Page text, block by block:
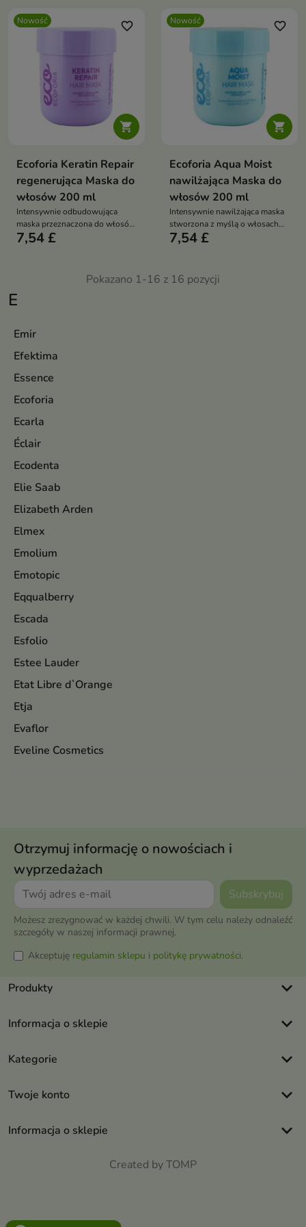
E
Emir
Efektima
Essence
Ecoforia
Ecarla
Éclair
Ecodenta
Elie Saab
Elizabeth Arden
Elmex
Emolium
Emotopic
Eqqualberry
Escada
Esfolio
Estee Lauder
Etat Libre d`Orange
Etja
Evaflor
Eveline Cosmetics
Nowość

favorite_border
Ecoforia Keratin Repair
regenerująca Maska do
włosów 200 ml
Intensywnie odbudowująca
maska przeznaczona do włosów
zniszczonych, osłabionych i
7,54 £
Nowość

favorite_border
Ecoforia Aqua Moist
nawilżająca Maska do
włosów 200 ml
Intensywnie nawilżająca maska
stworzona z myślą o włosach
suchych, matowych i
7,54 £
Pokazano 1-16 z 16 pozycji
Otrzymuj informację o nowościach i
wyprzedażach
Możesz zrezygnować w każdej chwili. W tym celu należy odnaleźć
szczegóły w naszej informacji prawnej.
Akceptuję regulamin sklepu i politykę prywatności.
Produkty keyboard_arrow_down
Informacja o sklepie keyboard_arrow_down
Kategorie keyboard_arrow_down
Twoje konto keyboard_arrow_down
Informacja o sklepie keyboard_arrow_down
Created by TOMP